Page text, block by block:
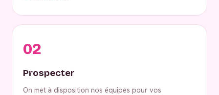
02
Prospecter
On met à disposition nos équipes pour vos